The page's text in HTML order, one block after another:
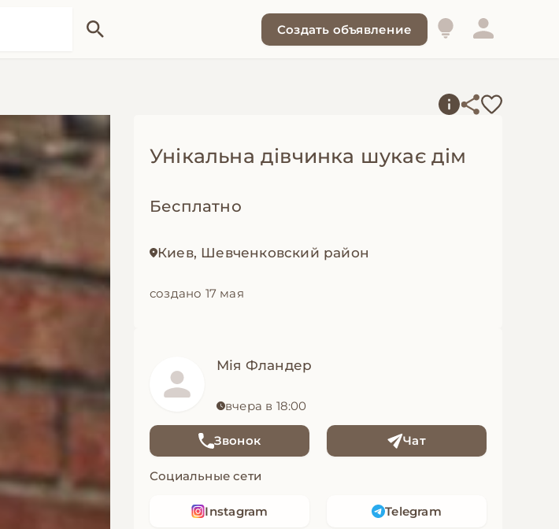
Создать объявление
Унікальна дівчинка шукає дім
Бесплатно
Киев, Шевченковский район
создано 17 мая
Мія Фландер
вчера в 18:00
Звонок Чат
Социальные сети
Instagram Telegram